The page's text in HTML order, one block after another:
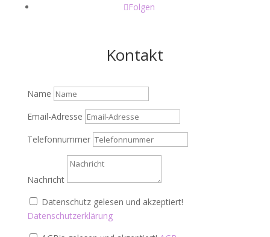
Folgen
Kontakt
Name
Email-Adresse
Telefonnummer
Nachricht
Datenschutz gelesen und akzeptiert!
Datenschutzerklärung